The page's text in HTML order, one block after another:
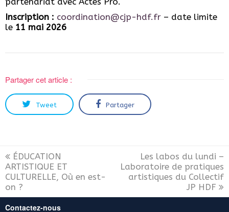
Inscription : coordination@cjp-hdf.fr – date limite
le 11 mai 2026
Partager cet article :
Tweet Partager
ÉDUCATION
ARTISTIQUE ET
CULTURELLE, Où en est-
on ?
Les labos du lundi –
Laboratoire de pratiques
artistiques du Collectif
JP HDF
Contactez-nous